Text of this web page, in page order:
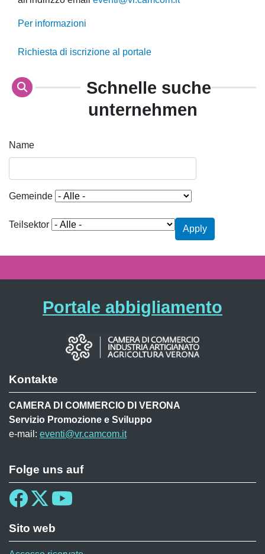
Per informazioni
Richiesta di iscrizione al portale
Schnelle suche
unternehmen
Name
Gemeinde
Teilsektor Apply
Portale abbigliamento
Kontakte
CAMERA DI COMMERCIO DI VERONA
Servizio Promozione e Sviluppo
e-mail: eventi@vr.camcom.it
Folge uns auf
Sito web